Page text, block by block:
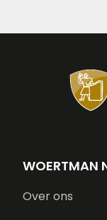
WOERTMAN
Over ons